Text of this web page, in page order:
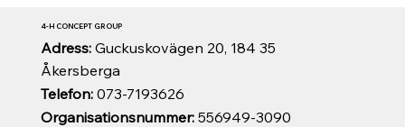
Organisationsnummer:556949-3090
Telefon:073-7193626
Adress: Guckuskovägen 20, 184 35
Åkersberga
4-H CONCEPT GROUP